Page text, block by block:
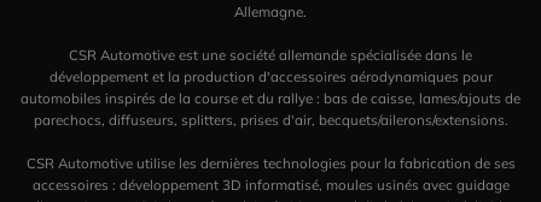
Allemagne.
CSR Automotive est une société allemande spécialisée dans le
développement et la production d'accessoires aérodynamiques pour
automobiles inspirés de la course et du rallye : bas de caisse, lames/ajouts de
parechocs, diffuseurs, splitters, prises d'air, becquets/ailerons/extensions.
CSR Automotive utilise les dernières technologies pour la fabrication de ses
accessoires : développement 3D informatisé, moules usinés avec guidage